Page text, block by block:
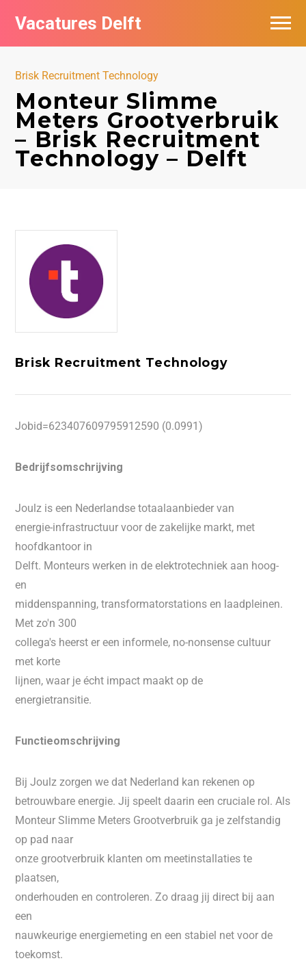
Vacatures Delft
Brisk Recruitment Technology
Monteur Slimme
Meters Grootverbruik
– Brisk Recruitment
Technology – Delft
Brisk Recruitment Technology
Jobid=623407609795912590 (0.0991)
Bedrijfsomschrijving
Joulz is een Nederlandse totaalaanbieder van
energie-infrastructuur voor de zakelijke markt, met
hoofdkantoor in
Delft. Monteurs werken in de elektrotechniek aan hoog-
en
middenspanning, transformatorstations en laadpleinen.
Met zo'n 300
collega's heerst er een informele, no-nonsense cultuur
met korte
lijnen, waar je écht impact maakt op de
energietransitie.
Functieomschrijving
Bij Joulz zorgen we dat Nederland kan rekenen op
betrouwbare energie. Jij speelt daarin een cruciale rol. Als
Monteur Slimme Meters Grootverbruik ga je zelfstandig
op pad naar
onze grootverbruik klanten om meetinstallaties te
plaatsen,
onderhouden en controleren. Zo draag jij direct bij aan
een
nauwkeurige energiemeting en een stabiel net voor de
toekomst.
Vacatures per bedrijf in Delft